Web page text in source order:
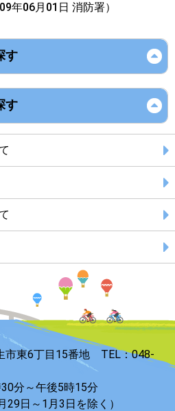
年06月01日 消防署）
す
す
東6丁目15番地 TEL：048-
分～午後5時15分
29日～1月3日を除く）